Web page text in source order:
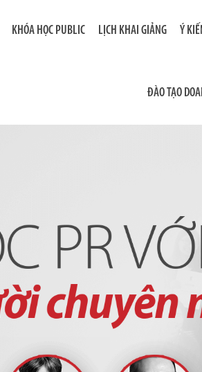
KHÓA HỌC PUBLIC LỊCH KHAI GIẢNG Ý
ĐÀO TẠO